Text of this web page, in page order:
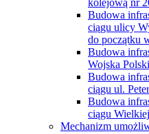
Budowa
ciągu ulicy
do początku
Budowa
Wojska
Budowa
ciągu ul.
Budowa
ciągu
Mechanizm